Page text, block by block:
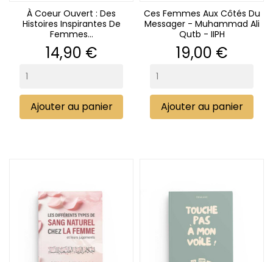
(1 avis)
À Coeur Ouvert : Des
Histoires Inspirantes De
Femmes...
Prix
14,90 €
Ajouter au panier
Ces Femmes Aux Côtés Du
Messager - Muhammad Ali
Qutb - IIPH
Prix
19,00 €
Ajouter au panier